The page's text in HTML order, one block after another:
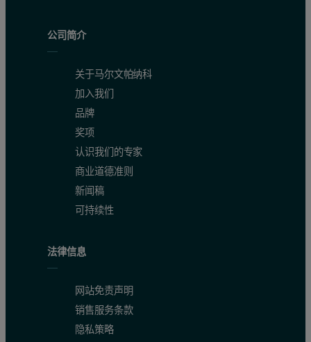
公司简介
关于马尔文帕纳科
加入我们
品牌
奖项
认识我们的专家
商业道德准则
新闻稿
可持续性
法律信息
网站免责声明
销售服务条款
隐私策略